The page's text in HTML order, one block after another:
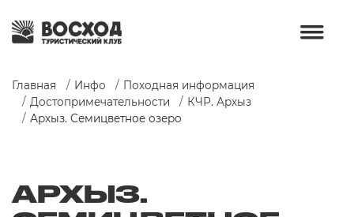
Главная Инфо
Походная информация
Достопримечательности
КЧР. Архыз
Архыз. Семицветное озеро
АРХЫЗ.